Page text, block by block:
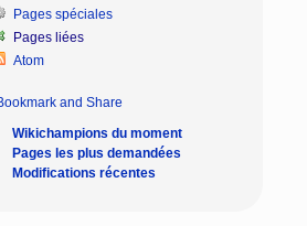
Pages spéciales
Pages liées
Atom
Wikichampions du moment
Pages les plus demandées
Modifications récentes